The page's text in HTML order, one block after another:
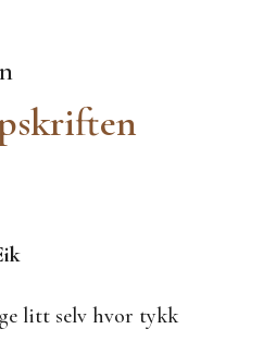
litt selv hvor tykk